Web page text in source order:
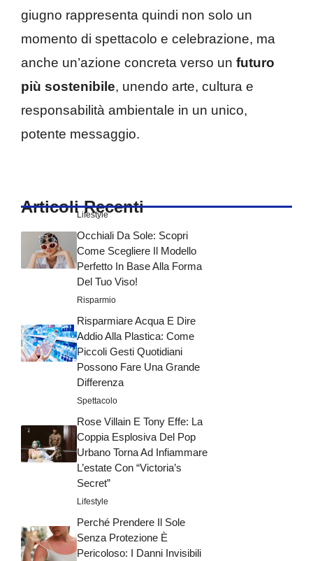
giugno rappresenta quindi non solo un
momento di spettacolo e celebrazione, ma
anche un’azione concreta verso un futuro
più sostenibile, unendo arte, cultura e
responsabilità ambientale in un unico,
potente messaggio.
Articoli Recenti
Lifestyle
Occhiali Da Sole: Scopri
Come Scegliere Il Modello
Perfetto In Base Alla Forma
Del Tuo Viso!
Risparmio
Risparmiare Acqua E Dire
Addio Alla Plastica: Come
Piccoli Gesti Quotidiani
Possono Fare Una Grande
Differenza
Spettacolo
Rose Villain E Tony Effe: La
Coppia Esplosiva Del Pop
Urbano Torna Ad Infiammare
L’estate Con “Victoria’s
Secret”
Lifestyle
Perché Prendere Il Sole
Senza Protezione È
Pericoloso: I Danni Invisibili